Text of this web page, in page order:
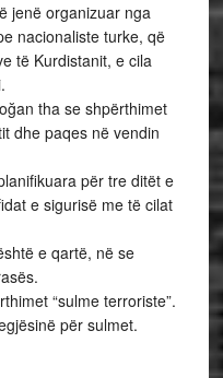
jenë organizuar nga
nacionaliste turke, që
të Kurdistanit, e cila
tha se shpërthimet
dhe paqes në vendin
për tre ditët e
e sigurisë me të cilat
e qartë, në se
“sulme terroriste”.
për sulmet.